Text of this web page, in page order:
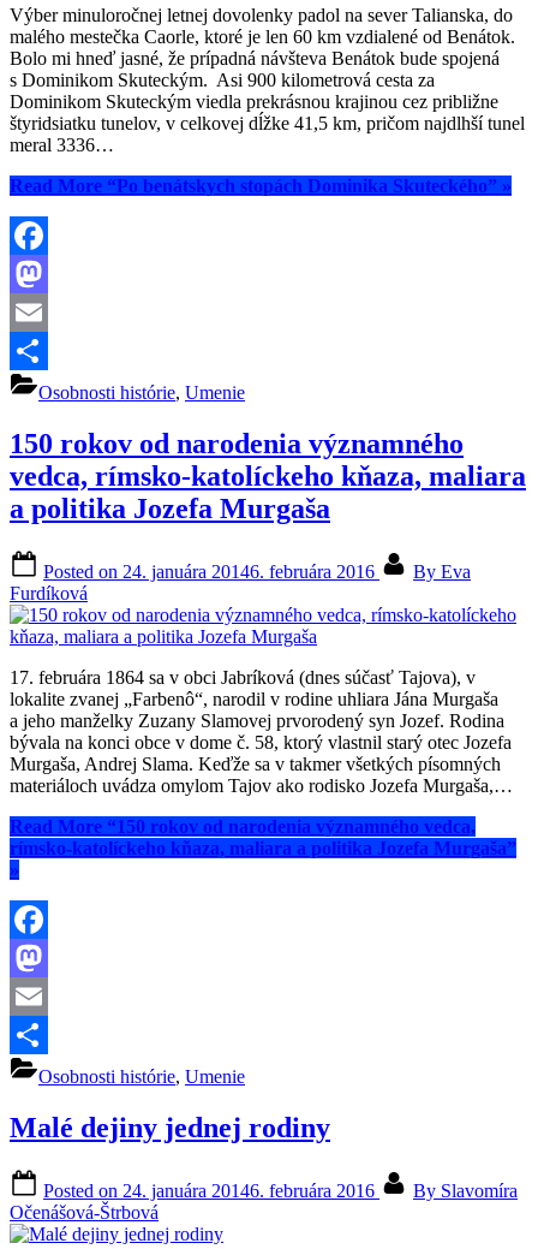
Výber minuloročnej letnej dovolenky padol na sever Talianska, do
malého mestečka Caorle, ktoré je len 60 km vzdialené od Benátok.
Bolo mi hneď jasné, že prípadná návšteva Benátok bude spojená
s Dominikom Skuteckým. Asi 900 kilometrová cesta za
Dominikom Skuteckým viedla prekrásnou krajinou cez približne
štyridsiatku tunelov, v celkovej dĺžke 41,5 km, pričom najdlhší tunel
meral 3336…
Read More “Po benátskych stopách Dominika Skuteckého” »
Facebook
Mastodon
Email
ShareOsobnosti histórie, Umenie
150 rokov od narodenia významného
vedca, rímsko-katolíckeho kňaza, maliara
a politika Jozefa Murgaša
Posted on 24. januára 20146. februára 2016 By Eva
Furdíková
17. februára 1864 sa v obci Jabríková (dnes súčasť Tajova), v
lokalite zvanej „Farbenô“, narodil v rodine uhliara Jána Murgaša
a jeho manželky Zuzany Slamovej prvorodený syn Jozef. Rodina
bývala na konci obce v dome č. 58, ktorý vlastnil starý otec Jozefa
Murgaša, Andrej Slama. Keďže sa v takmer všetkých písomných
materiáloch uvádza omylom Tajov ako rodisko Jozefa Murgaša,…
Read More “150 rokov od narodenia významného vedca,
rímsko-katolíckeho kňaza, maliara a politika Jozefa Murgaša”
»
Facebook
Mastodon
Email
ShareOsobnosti histórie, Umenie
Malé dejiny jednej rodiny
Posted on 24. januára 20146. februára 2016 By Slavomíra
Očenášová-Štrbová